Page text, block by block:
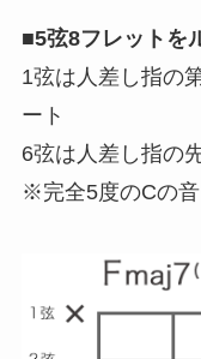
■5弦8フレットを
1弦は人差し指の
ート
6弦は人差し指の
※完全5度のCの